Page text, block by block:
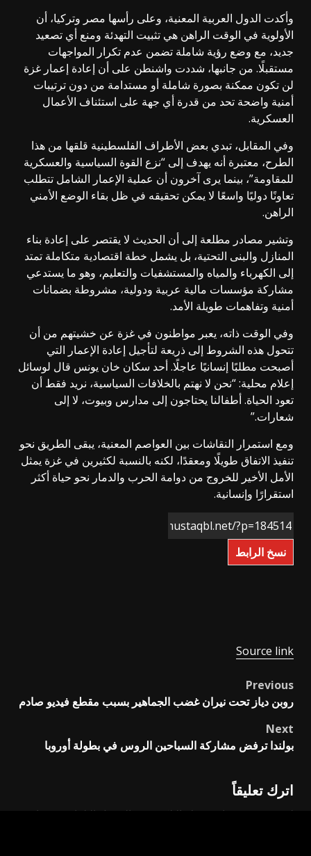
وأكدت الدول العربية المعنية، وعلى رأسها مصر وتركيا، أن
الأولوية في الوقت الراهن هي تثبيت التهدئة ومنع أي تصعيد
جديد، مع وضع رؤية شاملة تضمن عدم تكرار المواجهات
مستقبلًا. من جانبها، شددت واشنطن على أن إعادة إعمار غزة
لن تكون ممكنة بصورة شاملة أو مستدامة من دون ترتيبات
أمنية واضحة تحد من قدرة أي جهة على استئناف الأعمال
العسكرية.
وفي المقابل، تبدي بعض الأطراف الفلسطينية قلقها من هذا
الطرح، معتبرة أنه يهدف إلى “نزع القوة السياسية والعسكرية
للمقاومة”، بينما يرى آخرون أن عملية الإعمار الشامل تتطلب
تعاونًا دوليًا واسعًا لا يمكن تحقيقه في ظل بقاء الوضع الأمني
الراهن.
وتشير مصادر مطلعة إلى أن الحديث لا يقتصر على إعادة بناء
المنازل والبنى التحتية، بل يشمل خطة اقتصادية متكاملة تمتد
إلى الكهرباء والمياه والمستشفيات والتعليم، وهو ما يستدعي
مشاركة مؤسسات مالية عربية ودولية، مشروطة بضمانات
أمنية وتفاهمات طويلة الأمد.
وفي الوقت ذاته، يعبر مواطنون في غزة عن خشيتهم من أن
تتحول هذه الشروط إلى ذريعة لتأجيل إعادة الإعمار التي
أصبحت مطلبًا إنسانيًا عاجلًا. أحد سكان خان يونس قال لوسائل
إعلام محلية: “نحن لا نهتم بالخلافات السياسية، نريد فقط أن
تعود الحياة. أطفالنا يحتاجون إلى مدارس وبيوت، لا إلى
شعارات.”
ومع استمرار النقاشات بين العواصم المعنية، يبقى الطريق نحو
تنفيذ الاتفاق طويلًا ومعقدًا، لكنه بالنسبة لكثيرين في غزة يمثل
الأمل الأخير للخروج من دوامة الحرب والدمار نحو حياة أكثر
استقرارًا وإنسانية.
نسخ الرابط
Source link
Post
navigation
Previous
روبن دياز تحت نيران غضب الجماهير بسبب مقطع فيديو صادم
Next
بولندا ترفض مشاركة السباحين الروس في بطولة أوروبا
اترك تعليقاً
لن يتم نشر عنوان بريدك الإلكتروني.
الحقول الإلزامية مشار